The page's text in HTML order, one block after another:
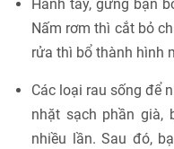
Hành tây, gừng bạn
Nấm rơm thì cắt bỏ
rửa thì bổ thành hình
Các loại rau sống để
nhặt sạch phần già,
nhiều lần. Sau đó,